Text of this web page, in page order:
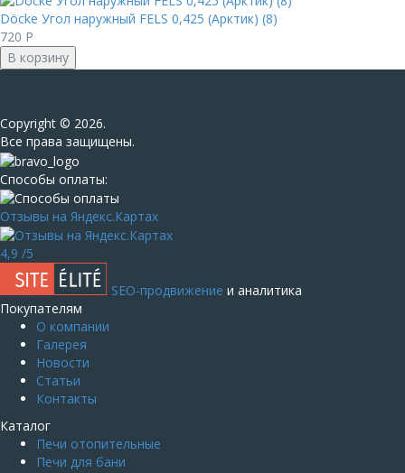
Döcke Угол наружный FELS 0,425 (Арктик) (8)
720 Р
В корзину
Сopyright © 2026.
Все права защищены.
Способы оплаты:
Отзывы на Яндекс.Картах
4,9 /5
SEO-продвижение и аналитика
Покупателям
О компании
Галерея
Новости
Статьи
Контакты
Каталог
Печи отопительные
Печи для бани